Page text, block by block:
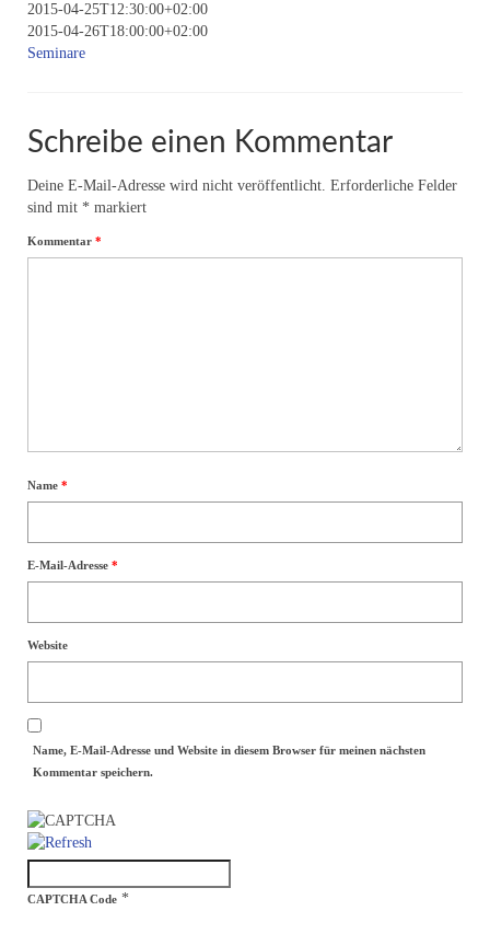
Einzelsitzungen
Seminartermine
Meinungen
2015-04-25T12:30:00+02:00
2015-04-26T18:00:00+02:00
Seminare
Schreibe einen Kommentar
Deine E-Mail-Adresse wird nicht veröffentlicht. Erforderliche Felder
sind mit * markiert
Kommentar *
Name *
E-Mail-Adresse *
Website
Name, E-Mail-Adresse und Website in diesem Browser für meinen nächsten
Kommentar speichern.
CAPTCHA Code *